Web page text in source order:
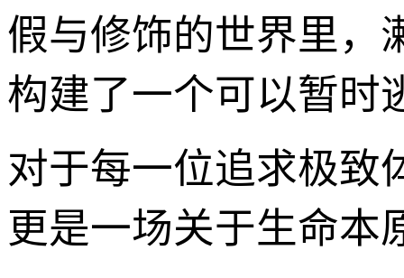
假与修饰的世界里，
构建了一个可以暂时
对于每一位追求极致
更是一场关于生命本